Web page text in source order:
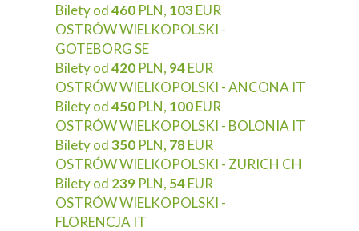
Bilety od460 PLN, 103EUR
OSTRÓW WIELKOPOLSKI -
GOTEBORG SE
Bilety od420 PLN, 94EUR
OSTRÓW WIELKOPOLSKI - ANCONA IT
Bilety od450 PLN, 100EUR
OSTRÓW WIELKOPOLSKI - BOLONIA IT
Bilety od350 PLN, 78EUR
OSTRÓW WIELKOPOLSKI - ZURICH CH
Bilety od 239 PLN, 54EUR
OSTRÓW WIELKOPOLSKI -
FLORENCJA IT